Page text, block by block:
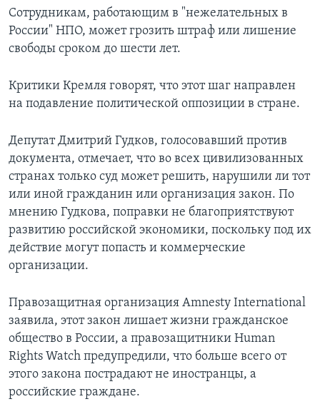
Сотрудникам, работающим в "нежелательных в
России" НПО, может грозить штраф или лишение
свободы сроком до шести лет.
Критики Кремля говорят, что этот шаг направлен
на подавление политической оппозиции в стране.
Депутат Дмитрий Гудков, голосовавший против
документа, отмечает, что во всех цивилизованных
странах только суд может решить, нарушили ли тот
или иной гражданин или организация закон. По
мнению Гудкова, поправки не благоприятствуют
развитию российской экономики, поскольку под их
действие могут попасть и коммерческие
организации.
Правозащитная организация Amnesty International
заявила, этот закон лишает жизни гражданское
общество в России, а правозащитники Human
Rights Watch предупредили, что больше всего от
этого закона пострадают не иностранцы, а
российские граждане.